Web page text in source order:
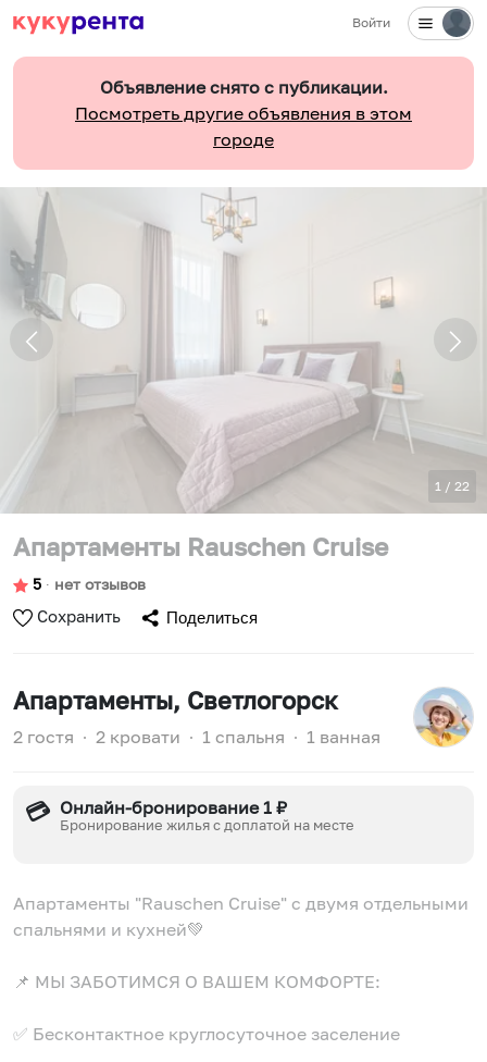
Войти
Объявление снято с публикации.
Посмотреть другие объявления в этом
городе
1 / 22
Апартаменты Rauschen Cruise
5 ∙ нет отзывов
Сохранить Поделиться
Апартаменты, Светлогорск
2 гостя ∙ 2 кровати ∙ 1 спальня ∙ 1 ванная
💳 Онлайн-бронирование 1 ₽
Бронирование жилья с доплатой на месте
Апартаменты "Rauschen Cruise" с двумя отдельными
спальнями и кухней💚
📌 МЫ ЗАБОТИМСЯ О ВАШЕМ КОМФОРТЕ:
✅ Бесконтактное круглосуточное заселение